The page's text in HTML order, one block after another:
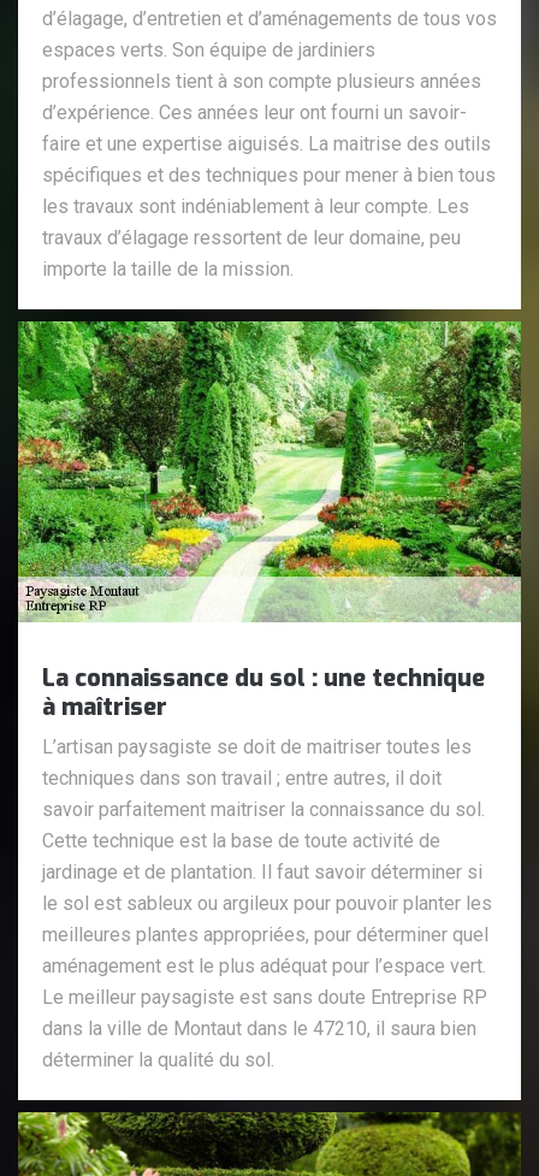
d’élagage, d’entretien et d’aménagements de tous vos
espaces verts. Son équipe de jardiniers
professionnels tient à son compte plusieurs années
d’expérience. Ces années leur ont fourni un savoir-
faire et une expertise aiguisés. La maitrise des outils
spécifiques et des techniques pour mener à bien tous
les travaux sont indéniablement à leur compte. Les
travaux d’élagage ressortent de leur domaine, peu
importe la taille de la mission.
La connaissance du sol : une technique
à maîtriser
L’artisan paysagiste se doit de maitriser toutes les
techniques dans son travail ; entre autres, il doit
savoir parfaitement maitriser la connaissance du sol.
Cette technique est la base de toute activité de
jardinage et de plantation. Il faut savoir déterminer si
le sol est sableux ou argileux pour pouvoir planter les
meilleures plantes appropriées, pour déterminer quel
aménagement est le plus adéquat pour l’espace vert.
Le meilleur paysagiste est sans doute Entreprise RP
dans la ville de Montaut dans le 47210, il saura bien
déterminer la qualité du sol.